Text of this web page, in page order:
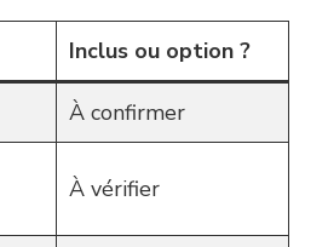
Inclus ou option ?
À confirmer
À vérifier